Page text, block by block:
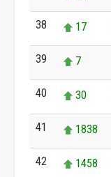
38 17
39 7
40 30
41 1838
42 1458